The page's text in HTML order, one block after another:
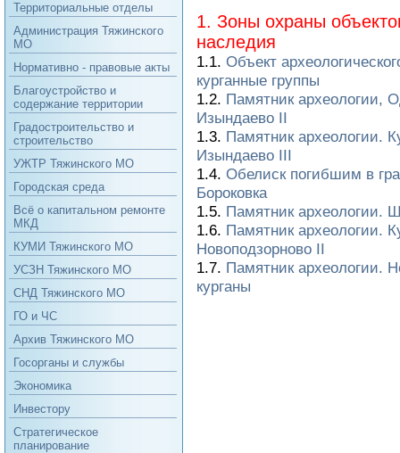
Территориальные отделы
Администрация Тяжинского
МО
Нормативно - правовые акты
Благоустройство и
содержание территории
Градостроительство и
строительство
УЖТР Тяжинского МО
Городская среда
Всё о капитальном ремонте
МКД
КУМИ Тяжинского МО
УСЗН Тяжинского МО
СНД Тяжинского МО
ГО и ЧС
Архив Тяжинского МО
Госорганы и службы
Экономика
Инвестору
Стратегическое
планирование
1. Зоны охраны
наследия
1.1. Объект
курганные группы
1.2. Памятник археологии,
Изындаево II
1.3. Памятник археологии.
Изындаево III
1.4. Обелиск погибшим в
Бороковка
1.5. Памятник археологии.
1.6. Памятник археологии.
Новоподзорново II
1.7. Памятник археологии.
курганы